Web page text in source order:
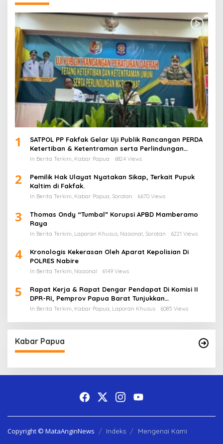
1
SATPOL PP Fakfak Gelar Uji Publik Rancangan PERDA
Ketertiban & Ketentraman serta Perlindungan
Masyarakat
In Berita Terkini, Kabar Papua 6824 Views
2
Pemilik Hak Ulayat Nyatakan Sikap, Terkait Pupuk
Kaltim di Fakfak.
In Berita Terkini, Kabar Papua, Sorotan 6670 Views
3
Thomas Ondy “Tumbal” Korupsi APBD Mamberamo
Raya
In Berita Terkini, Laporan Khusus, Nasional, Sorotan 6221 Views
4
Kronologis Kekerasan Oleh Aparat Kepolisian Di
POLRES Nabire
In Berita Terkini, Nasional 6149 Views
5
Rapat Kerja & Rapat Dengar Pendapat Di Komisi II
DPR-RI, Pemprov Papua Barat Tunjukkan
Keberpihakan Terhadap Aspirasi Masyarakat!
In Berita Terkini, Kabar Papua, Laporan Khusus 6085 Views
Kabar Papua
Copyright © MataAnginNews Indeks Mengenai Kami